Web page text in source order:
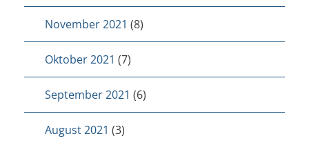
November 2021 (8)
Oktober 2021 (7)
September 2021 (6)
August 2021 (3)